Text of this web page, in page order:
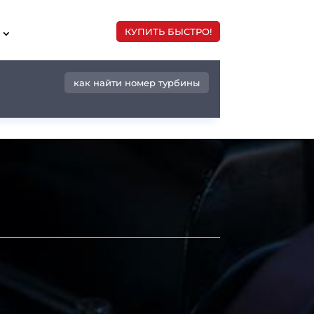
КУПИТЬ БЫСТРО!
как найти номер турбины